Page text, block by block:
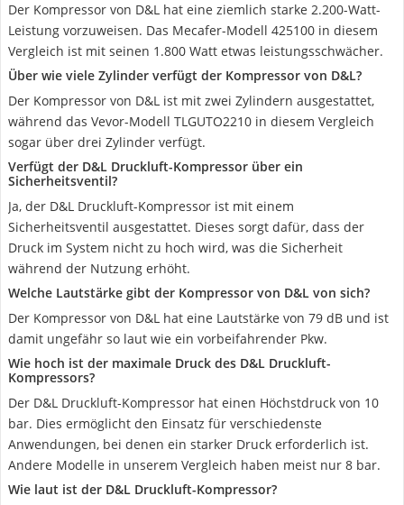
Der Kompressor von D&L hat eine ziemlich starke 2.200-Watt-
Leistung vorzuweisen. Das Mecafer-Modell 425100 in diesem
Vergleich ist mit seinen 1.800 Watt etwas leistungsschwächer.
Über wie viele Zylinder verfügt der Kompressor von D&L?
Der Kompressor von D&L ist mit zwei Zylindern ausgestattet,
während das Vevor-Modell TLGUTO2210 in diesem Vergleich
sogar über drei Zylinder verfügt.
Verfügt der D&L Druckluft-Kompressor über ein
Sicherheitsventil?
Ja, der D&L Druckluft-Kompressor ist mit einem
Sicherheitsventil ausgestattet. Dieses sorgt dafür, dass der
Druck im System nicht zu hoch wird, was die Sicherheit
während der Nutzung erhöht.
Welche Lautstärke gibt der Kompressor von D&L von sich?
Der Kompressor von D&L hat eine Lautstärke von 79 dB und ist
damit ungefähr so laut wie ein vorbeifahrender Pkw.
Wie hoch ist der maximale Druck des D&L Druckluft-
Kompressors?
Der D&L Druckluft-Kompressor hat einen Höchstdruck von 10
bar. Dies ermöglicht den Einsatz für verschiedenste
Anwendungen, bei denen ein starker Druck erforderlich ist.
Andere Modelle in unserem Vergleich haben meist nur 8 bar.
Wie laut ist der D&L Druckluft-Kompressor?